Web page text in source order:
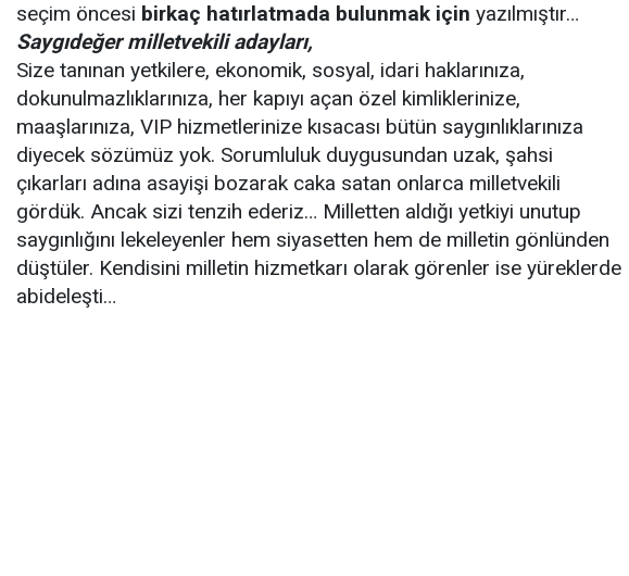
seçim öncesi birkaç hatırlatmada bulunmak için yazılmıştır…
Saygıdeğer milletvekili adayları,
Size tanınan yetkilere, ekonomik, sosyal, idari haklarınıza,
dokunulmazlıklarınıza, her kapıyı açan özel kimliklerinize,
maaşlarınıza, VIP hizmetlerinize kısacası bütün saygınlıklarınıza
diyecek sözümüz yok. Sorumluluk duygusundan uzak, şahsi
çıkarları adına asayişi bozarak caka satan onlarca milletvekili
gördük. Ancak sizi tenzih ederiz… Milletten aldığı yetkiyi unutup
saygınlığını lekeleyenler hem siyasetten hem de milletin gönlünden
düştüler. Kendisini milletin hizmetkarı olarak görenler ise yüreklerde
abideleşti…